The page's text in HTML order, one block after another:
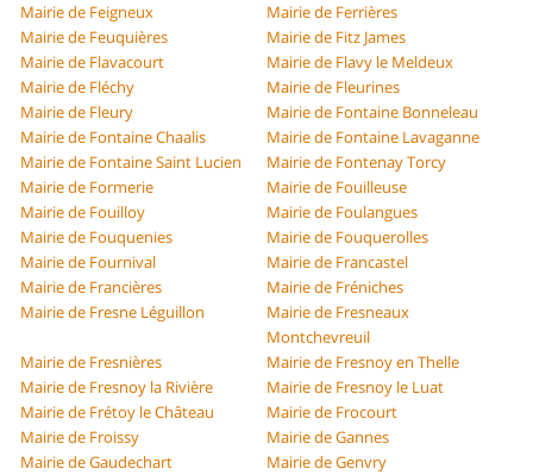
Mairie de Feigneux
Mairie de Ferrières
Mairie de Feuquières
Mairie de Fitz James
Mairie de Flavacourt
Mairie de Flavy le Meldeux
Mairie de Fléchy
Mairie de Fleurines
Mairie de Fleury
Mairie de Fontaine Bonneleau
Mairie de Fontaine Chaalis
Mairie de Fontaine Lavaganne
Mairie de Fontaine Saint Lucien
Mairie de Fontenay Torcy
Mairie de Formerie
Mairie de Fouilleuse
Mairie de Fouilloy
Mairie de Foulangues
Mairie de Fouquenies
Mairie de Fouquerolles
Mairie de Fournival
Mairie de Francastel
Mairie de Francières
Mairie de Fréniches
Mairie de Fresne Léguillon
Mairie de Fresneaux
Montchevreuil
Mairie de Fresnières
Mairie de Fresnoy en Thelle
Mairie de Fresnoy la Rivière
Mairie de Fresnoy le Luat
Mairie de Frétoy le Château
Mairie de Frocourt
Mairie de Froissy
Mairie de Gannes
Mairie de Gaudechart
Mairie de Genvry